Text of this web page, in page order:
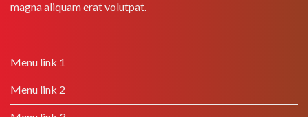
magna aliquam erat volutpat.
Menu link 1
Menu link 2